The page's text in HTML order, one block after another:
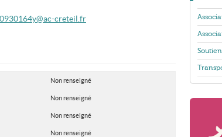
creteil.fr
Non renseigné
Non renseigné
Non renseigné
Non renseigné